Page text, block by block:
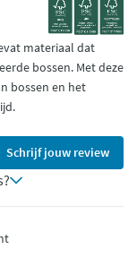
materiaal dat
bossen. Met deze
bossen en het
Schrijf jouw review